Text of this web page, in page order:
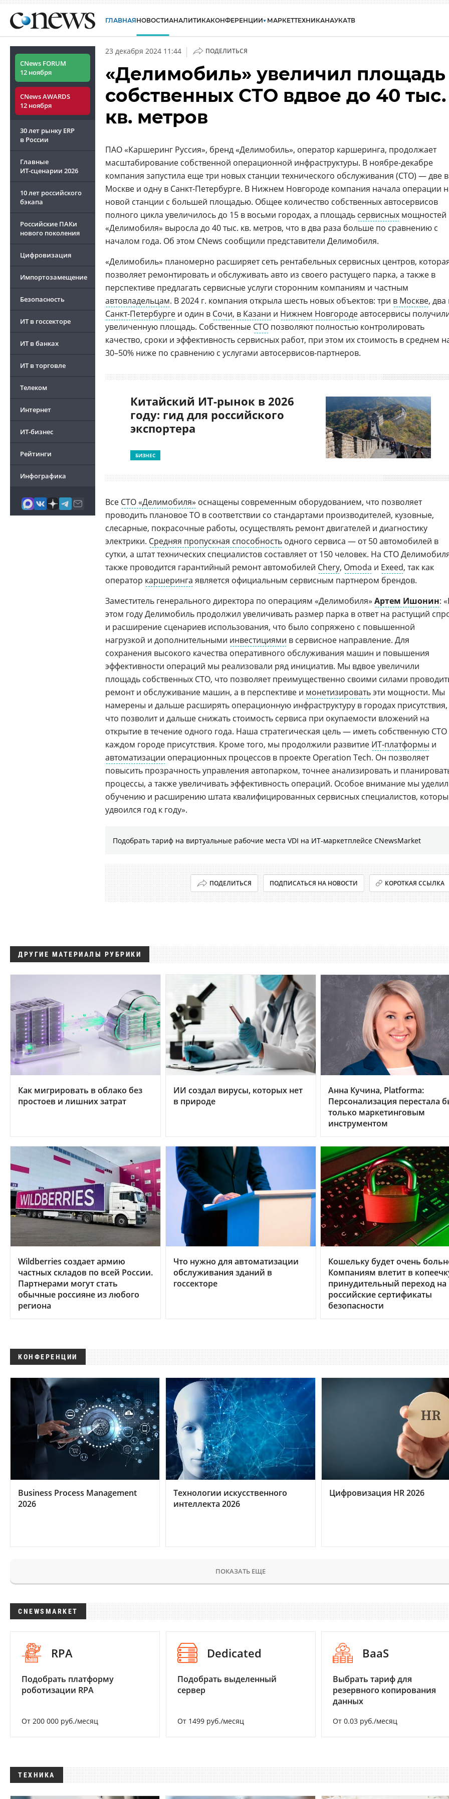
ГЛАВНАЯНОВОСТИАНАЛИТИКАКОНФЕРЕНЦИИ МАРКЕТТЕХНИКАНАУКАТВ
CNews FORUM
12 ноября
CNews AWARDS
12 ноября
30 лет рынку ERP
в России
Главные
ИТ-сценарии 2026
10 лет российского
бэкапа
Российские ПАКи
нового поколения
Цифровизация
Импортозамещение
Безопасность
ИТ в госсекторе
ИТ в банках
ИТ в торговле
Телеком
Интернет
ИТ-бизнес
Рейтинги
Инфографика
23 декабря 2024 11:44 | ПОДЕЛИТЬСЯ
«Делимобиль» увеличил площадь
собственных СТО вдвое до 40 тыс.
кв. метров
ПАО «Каршеринг Руссия», бренд «Делимобиль», оператор каршеринга, продолжает
масштабирование собственной операционной инфраструктуры. В ноябре-декабре
компания запустила еще три новых станции технического обслуживания (СТО) — две в
Москве и одну в Санкт-Петербурге. В Нижнем Новгороде компания начала операции
новой станции с большей площадью. Общее количество собственных автосервисов
полного цикла увеличилось до 15 в восьми городах, а площадь сервисных мощностей
«Делимобиля» выросла до 40 тыс. кв. метров, что в два раза больше по сравнению с
началом года. Об этом CNews сообщили представители Делимобиля.
«Делимобиль» планомерно расширяет сеть рентабельных сервисных центров,
позволяет ремонтировать и обслуживать авто из своего растущего парка, а также в
перспективе предлагать сервисные услуги сторонним компаниям и частным
автовладельцам. В 2024 г. компания открыла шесть новых объектов: три в Москве, два
Санкт-Петербурге и один в Сочи, в Казани и Нижнем Новгородеавтосервисы
увеличенную площадь. Собственные СТО позволяют полностью контролировать
качество, сроки и эффективность сервисных работ, при этом их стоимость в среднем
30–50% ниже по сравнению с услугами автосервисов-партнеров.
Китайский ИТ-рынок в 2026
году: гид для российского
экспортера
БИЗНЕС
Все СТО «Делимобиля» оснащены современным оборудованием, что позволяет
проводить плановое ТО в соответствии со стандартами производителей, кузовные,
слесарные, покрасочные работы, осуществлять ремонт двигателей и диагностику
электрики. Средняя пропускная способность одного сервиса — от 50 автомобилей в
сутки, а штат технических специалистов составляет от 150 человек. На СТО
также проводится гарантийный ремонт автомобилей Chery, Omoda и Exeed, так как
оператор каршеринга является официальным сервисным партнером брендов.
Заместитель генерального директора по операциям «Делимобиля» Артем Ишонин:
этом году Делимобиль продолжил увеличивать размер парка в ответ на растущий
и расширение сценариев использования, что было сопряжено с повышенной
нагрузкой и дополнительными инвестициями в сервисное направление. Для
сохранения высокого качества оперативного обслуживания машин и повышения
эффективности операций мы реализовали ряд инициатив. Мы вдвое увеличили
площадь собственных СТО, что позволяет преимущественно своими силами
ремонт и обслуживание машин, а в перспективе и монетизироватьэти мощности. Мы
намерены и дальше расширять операционную инфраструктуру в городах присутствия,
что позволит и дальше снижать стоимость сервиса при окупаемости вложений на
открытие в течение одного года. Наша стратегическая цель — иметь собственную СТО
каждом городе присутствия. Кроме того, мы продолжили развитие ИТ-платформы и
автоматизации операционных процессов в проекте Operation Tech. Он позволяет
повысить прозрачность управления автопарком, точнее анализировать и
процессы, а также увеличивать эффективность операций. Особое внимание мы
обучению и расширению штата квалифицированных сервисных специалистов,
удвоился год к году».
Подобрать тариф на виртуальные рабочие места VDI на ИТ-маркетплейсе CNewsMarket
ПОДЕЛИТЬСЯ ПОДПИСАТЬСЯ НА НОВОСТИ КОРОТКАЯ ССЫЛКА
ДРУГИЕ МАТЕРИАЛЫ РУБРИКИ
Как мигрировать в облако без
простоев и лишних затрат
ИИ создал вирусы, которых нет
в природе
Анна Кучина, Platforma:
Персонализация перестала
только маркетинговым
инструментом
Wildberries создает армию
частных складов по всей России.
Партнерами могут стать
обычные россияне из любого
региона
Что нужно для автоматизации
обслуживания зданий в
госсекторе
Кошельку будет очень
Компаниям влетит в
принудительный переход на
российские сертификаты
безопасности
КОНФЕРЕНЦИИ
Business Process Management
2026
Технологии искусственного
интеллекта 2026
Цифровизация HR 2026
ПОКАЗАТЬ ЕЩЕ
CNEWSMARKET
RPA
Подобрать платформу
роботизации RPA
От 200 000 руб./месяц
Dedicated
Подобрать выделенный
сервер
От 1499 руб./месяц
BaaS
Выбрать тариф для
резервного копирования
данных
От 0.03 руб./месяц
ТЕХНИКА